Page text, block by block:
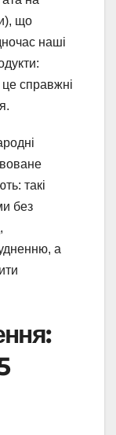
що
наші
справжні
такі
без
а